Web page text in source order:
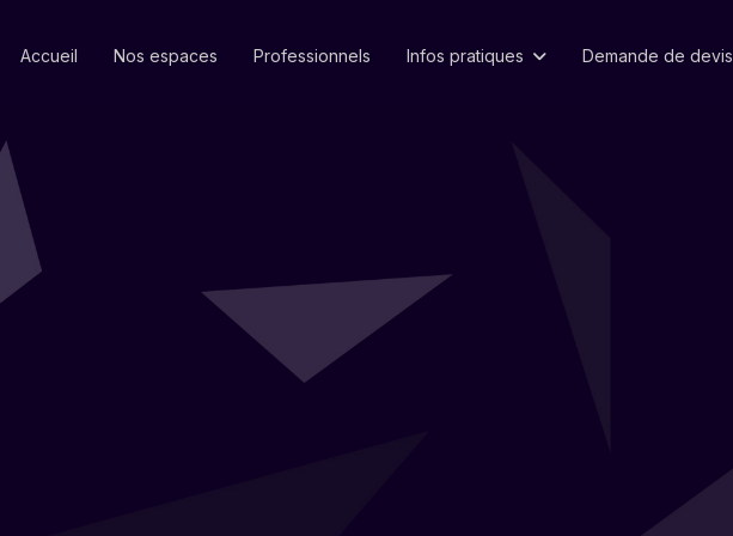
Accueil Nos espaces Professionnels Infos pratiques Demande de devis